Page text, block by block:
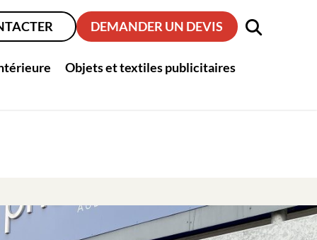
Objets et textiles publicitaires
DEMANDER UN DEVIS